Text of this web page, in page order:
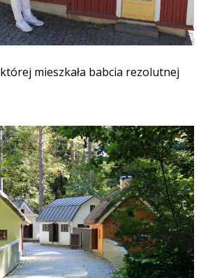
mieszkała babcia rezolutnej